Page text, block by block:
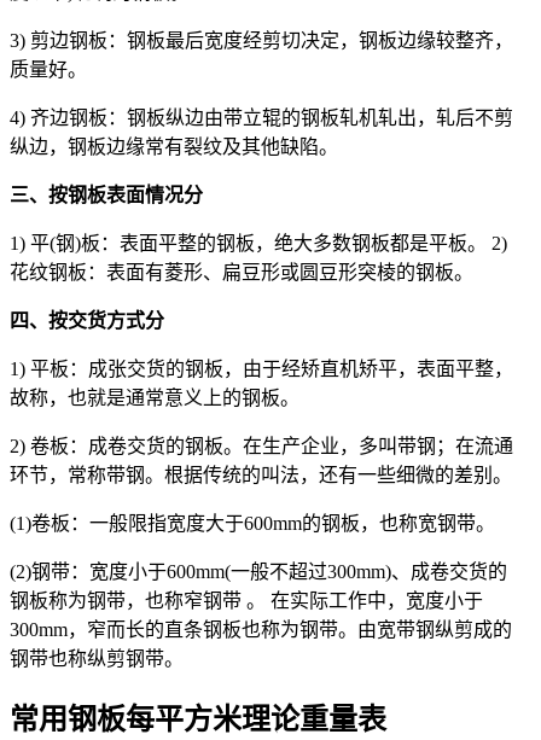
3) 剪边钢板：钢板最后宽度经剪切决定，钢板边缘较整齐，
质量好。
4) 齐边钢板：钢板纵边由带立辊的钢板轧机轧出，轧后不剪
纵边，钢板边缘常有裂纹及其他缺陷。
三、按钢板表面情况分
1) 平(钢)板：表面平整的钢板，绝大多数钢板都是平板。 2)
花纹钢板：表面有菱形、扁豆形或圆豆形突棱的钢板。
四、按交货方式分
1) 平板：成张交货的钢板，由于经矫直机矫平，表面平整，
故称，也就是通常意义上的钢板。
2) 卷板：成卷交货的钢板。在生产企业，多叫带钢；在流通
环节，常称带钢。根据传统的叫法，还有一些细微的差别。
(1)卷板：一般限指宽度大于600mm的钢板，也称宽钢带。
(2)钢带：宽度小于600mm(一般不超过300mm)、成卷交货的
钢板称为钢带，也称窄钢带 。 在实际工作中，宽度小于
300mm，窄而长的直条钢板也称为钢带。由宽带钢纵剪成的
钢带也称纵剪钢带。
常用钢板每平方米理论重量表